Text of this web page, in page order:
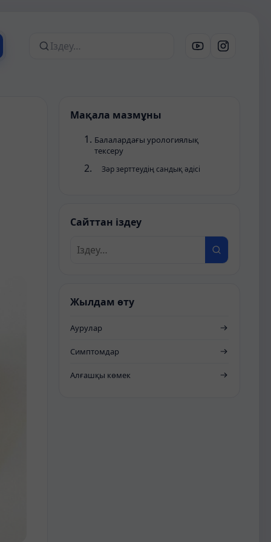
Сайттан іздеу
Мақала мазмұны
Балалардағы урологиялық
тексеру
Зәр зерттеудің сандық әдісі
Сайттан іздеу
Жылдам өту
Аурулар
Симптомдар
Алғашқы көмек